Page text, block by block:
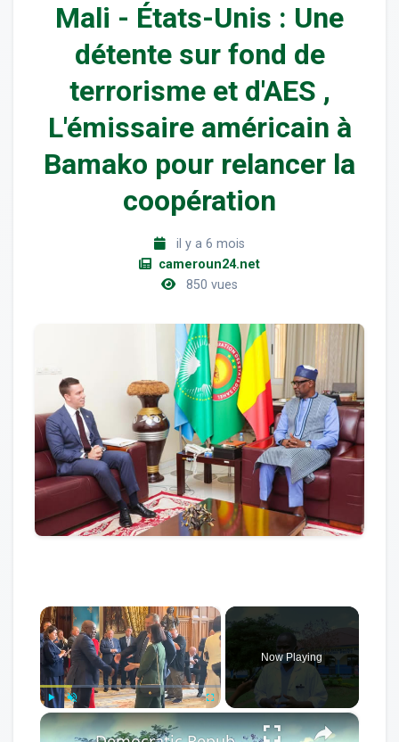
Mali - États-Unis : Une
détente sur fond de
terrorisme et d'AES ,
L'émissaire américain à
Bamako pour relancer la
coopération
il y a 6 mois
cameroun24.net
850 vues
×
Play Unmute
Now Playing
×